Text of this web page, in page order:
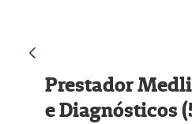
Prestador
e Diagnósticos